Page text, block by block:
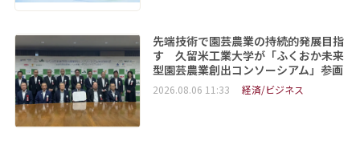
先端技術で園芸農業の持続的発展目指
す 久留米工業大学が「ふくおか未来
型園芸農業創出コンソーシアム」参画
2026.08.06 11:33 経済/ビジネス